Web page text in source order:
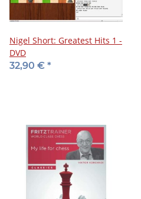
Nigel Short: Greatest Hits 1 -
DVD
32,90 € *